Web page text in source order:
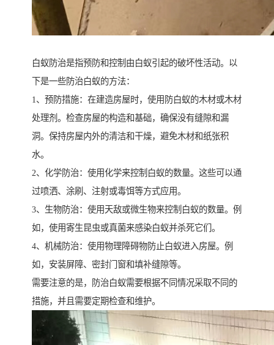
白蚁防治是指预防和控制由白蚁引起的破坏性活动。以
下是一些防治白蚁的方法：
1、预防措施：在建造房屋时，使用防白蚁的木材或木材
处理剂。检查房屋的构造和基础，确保没有缝隙和漏
洞。保持房屋内外的清洁和干燥，避免木材和纸张积
水。
2、化学防治：使用化学来控制白蚁的数量。这些可以通
过喷洒、涂刷、注射或毒饵等方式应用。
3、生物防治：使用天敌或微生物来控制白蚁的数量。例
如，使用寄生昆虫或真菌来感染白蚁并杀死它们。
4、机械防治：使用物理障碍物防止白蚁进入房屋。例
如，安装屏障、密封门窗和填补缝隙等。
需要注意的是，防治白蚁需要根据不同情况采取不同的
措施，并且需要定期检查和维护。